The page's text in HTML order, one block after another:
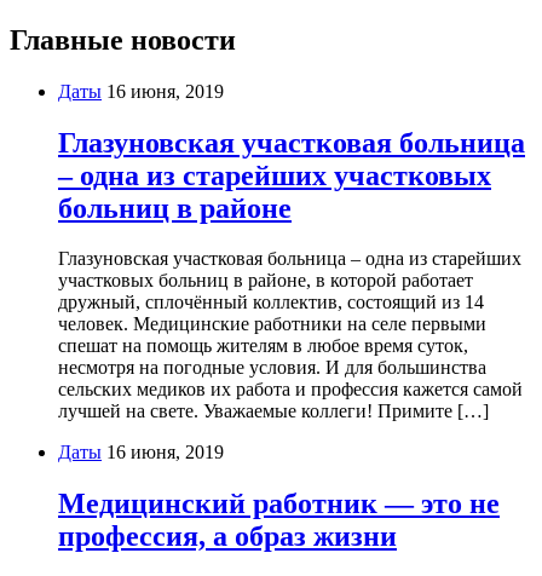
Главные новости
Даты 16 июня, 2019
Глазуновская участковая больница
– одна из старейших участковых
больниц в районе
Глазуновская участковая больница – одна из старейших
участковых больниц в районе, в которой работает
дружный, сплочённый коллектив, состоящий из 14
человек. Медицинские работники на селе первыми
спешат на помощь жителям в любое время суток,
несмотря на погодные условия. И для большинства
сельских медиков их работа и профессия кажется самой
лучшей на свете. Уважаемые коллеги! Примите […]
Даты 16 июня, 2019
Медицинский работник — это не
профессия, а образ жизни